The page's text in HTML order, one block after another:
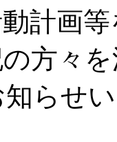
計画
方々
らせ